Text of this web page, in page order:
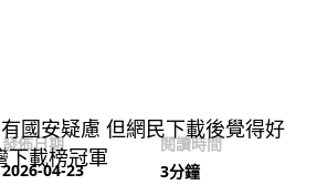
發佈日期
2026-04-23
閱讀時間
3分鐘